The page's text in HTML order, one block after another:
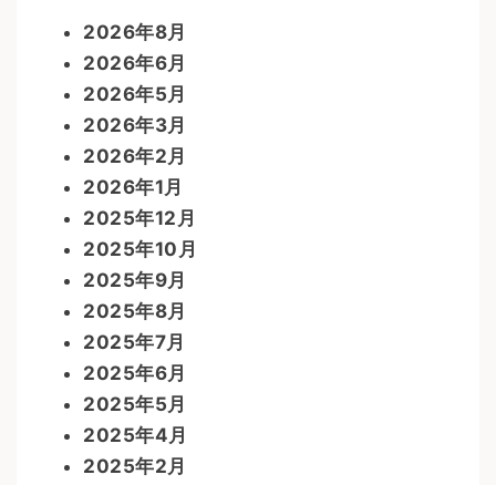
2026年8月
2026年6月
2026年5月
2026年3月
2026年2月
2026年1月
2025年12月
2025年10月
2025年9月
2025年8月
2025年7月
2025年6月
2025年5月
2025年4月
2025年2月